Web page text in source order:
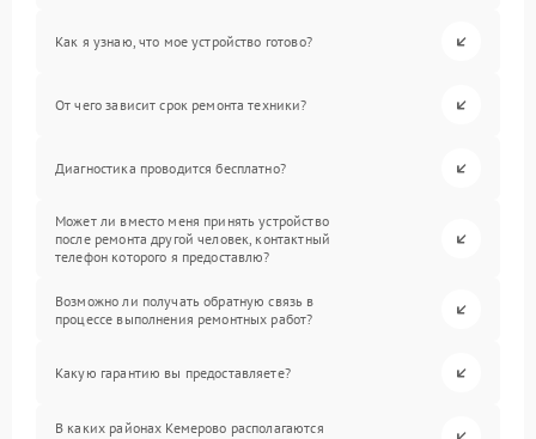
Как я узнаю, что мое устройство готово?
От чего зависит срок ремонта техники?
Диагностика проводится бесплатно?
Может ли вместо меня принять устройство
после ремонта другой человек, контактный
телефон которого я предоставлю?
Возможно ли получать обратную связь в
процессе выполнения ремонтных работ?
Какую гарантию вы предоставляете?
В каких районах Кемерово располагаются